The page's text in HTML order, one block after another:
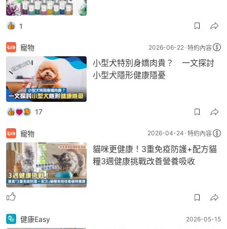
1
寵物 2026-06-22 特約內容
小型犬特別身嬌肉貴？ 一文探討
小型犬隱形健康隱憂
17
寵物 2026-04-24 特約內容
貓咪更健康！3重免疫防護+配方貓
糧3週健康挑戰改善營養吸收
健康Easy 2026-05-15